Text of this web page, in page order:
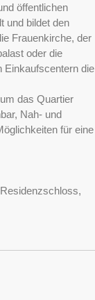
öffentlichen
und bildet den
Frauenkirche, der
oder die
Einkaufscentern die
das Quartier
Nah- und
für eine